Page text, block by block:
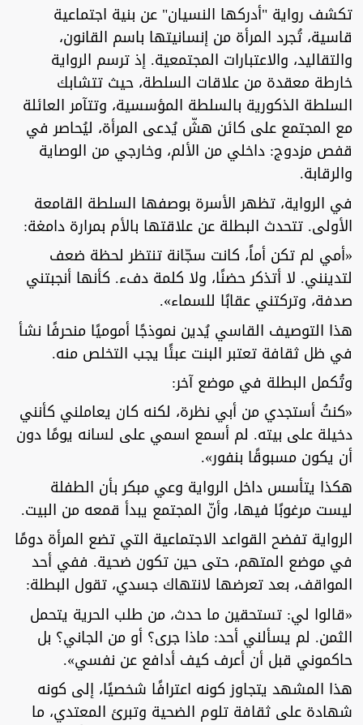
تكشف رواية "أدركها النسيان" عن بنية اجتماعية
قاسية، تُجرد المرأة من إنسانيتها باسم القانون،
والتقاليد، والاعتبارات المجتمعية. إذ ترسم الرواية
خارطة معقدة من علاقات السلطة، حيث تتشابك
السلطة الذكورية بالسلطة المؤسسية، وتتآمر العائلة
مع المجتمع على كائن هشّ يُدعى المرأة، ليُحاصر في
قفص مزدوج: داخلي من الألم، وخارجي من الوصاية
والرقابة.
في الرواية، تظهر الأسرة بوصفها السلطة القامعة
الأولى. تتحدث البطلة عن علاقتها بالأم بمرارة دامغة:
«أمي لم تكن أماً، كانت سجّانة تنتظر لحظة ضعف
لتدينني. لا أتذكر حضنًا، ولا كلمة دفء. كأنها أنجبتني
صدفة، وتركتني عقابًا للسماء».
هذا التوصيف القاسي يُدين نموذجًا أموميًا منحرفًا نشأ
في ظل ثقافة تعتبر البنت عبئًا يجب التخلص منه.
وتُكمل البطلة في موضع آخر:
«كنتُ أستجدي من أبي نظرة، لكنه كان يعاملني كأنني
دخيلة على بيته. لم أسمع اسمي على لسانه يومًا دون
أن يكون مسبوقًا بنفور».
هكذا يتأسس داخل الرواية وعي مبكر بأن الطفلة
ليست مرغوبًا فيها، وأنّ المجتمع يبدأ قمعه من البيت.
الرواية تفضح القواعد الاجتماعية التي تضع المرأة دومًا
في موضع المتهم، حتى حين تكون ضحية. ففي أحد
المواقف، بعد تعرضها لانتهاك جسدي، تقول البطلة:
«قالوا لي: تستحقين ما حدث، من طلب الحرية يتحمل
الثمن. لم يسألني أحد: ماذا جرى؟ أو من الجاني؟ بل
حاكموني قبل أن أعرف كيف أدافع عن نفسي».
هذا المشهد يتجاوز كونه اعترافًا شخصيًا، إلى كونه
شهادة على ثقافة تلوم الضحية وتبرئ المعتدي، ما